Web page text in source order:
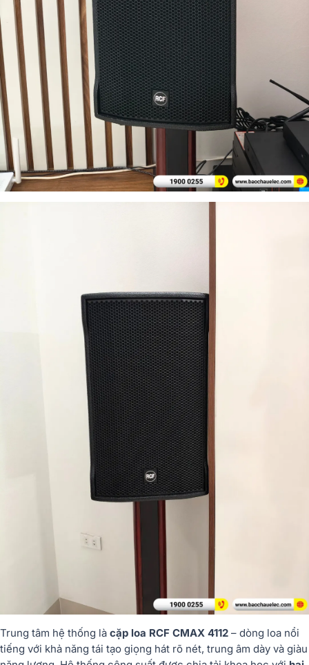
Trung tâm hệ thống là cặp loa RCF CMAX 4112 – dòng loa nổi
tiếng với khả năng tái tạo giọng hát rõ nét, trung âm dày và giàu